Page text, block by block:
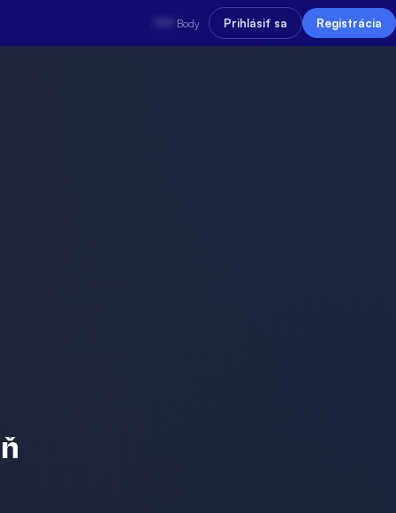
Body Prihlásiť sa Registrácia